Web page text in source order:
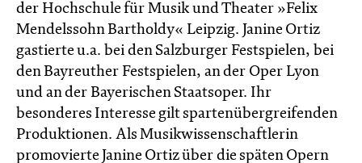
der Hochschule für Musik und Theater »Felix
Mendelssohn Bartholdy« Leipzig. Janine Ortiz
gastierte u.a. bei den Salzburger Festspielen, bei
den Bayreuther Festspielen, an der Oper Lyon
und an der Bayerischen Staatsoper. Ihr
besonderes Interesse gilt spartenübergreifenden
Produktionen. Als Musikwissenschaftlerin
promovierte Janine Ortiz über die späten Opern